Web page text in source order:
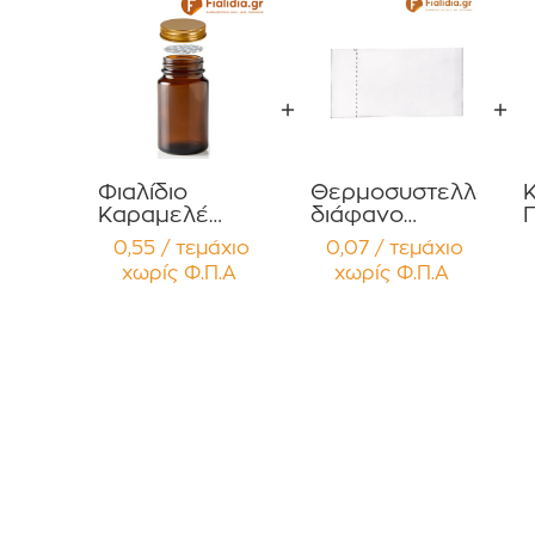
Φιαλίδιο
Καραμελέ
75ml με χρυσό
πώμα Αλουμ.
για Χάπια ,
0,55 / τεμάχιο
χωρίς Φ.Π.Α
διάφανο
38mm
συμβατό με
φιαλίδια
0,07 / τεμάχιο
χωρίς Φ.Π.Α